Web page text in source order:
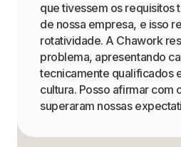
que tivessem os requisitos
de nossa empresa, e isso
rotatividade. A Chawork
problema, apresentando
tecnicamente qualificados
cultura. Posso afirmar com
superaram nossas